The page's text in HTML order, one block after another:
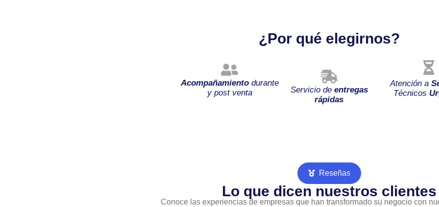
¿Por qué elegirnos?
Acompañamientodurante
y post venta
Servicio de entregas
rápidas
Atención a
Técnicos
Reseñas
Lo que dicen nuestros clientes
Conoce las experiencias de empresas que han transformado su negocio con